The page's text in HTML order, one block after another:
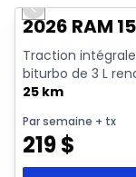
Previous slide
2026 RAM
Traction
biturbo de 3 L
25 km
Par semaine + tx
219$